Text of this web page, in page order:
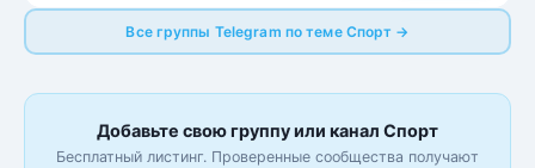
Все группы Telegram по теме Спорт →
Добавьте свою группу или канал Спорт
Бесплатный листинг. Проверенные сообщества получают